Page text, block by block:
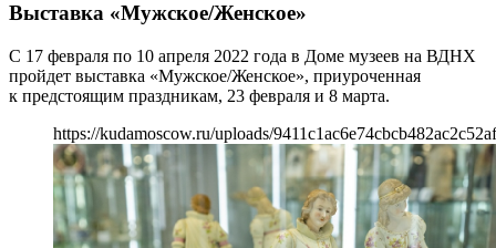
Выставка «Мужское/Женское»
С 17 февраля по 10 апреля 2022 года в Доме музеев на ВДНХ
пройдет выставка «Мужское/Женское», приуроченная
к предстоящим праздникам, 23 февраля и 8 марта.
https://kudamoscow.ru/uploads/